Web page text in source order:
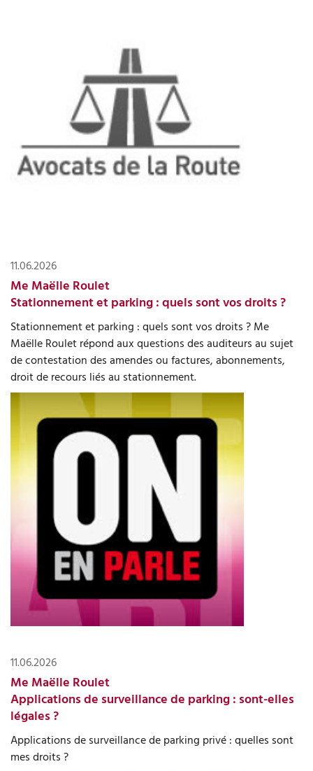
11.06.2026
Me Maëlle Roulet
Stationnement et parking : quels sont vos droits ?
Stationnement et parking : quels sont vos droits ? Me
Maëlle Roulet répond aux questions des auditeurs au sujet
de contestation des amendes ou factures, abonnements,
droit de recours liés au stationnement.
11.06.2026
Me Maëlle Roulet
Applications de surveillance de parking : sont-elles
légales ?
Applications de surveillance de parking privé : quelles sont
mes droits ?